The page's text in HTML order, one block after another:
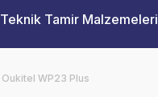
Teknik Tamir Malzemeleri
Oukitel WP23 Plus